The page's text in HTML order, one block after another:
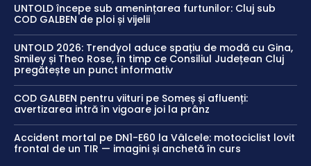
UNTOLD începe sub amenințarea furtunilor: Cluj sub
COD GALBEN de ploi și vijelii
UNTOLD 2026: Trendyol aduce spațiu de modă cu Gina,
Smiley și Theo Rose, în timp ce Consiliul Județean Cluj
pregătește un punct informativ
COD GALBEN pentru viituri pe Someș și afluenți:
avertizarea intră în vigoare joi la prânz
Accident mortal pe DN1-E60 la Vâlcele: motociclist lovit
frontal de un TIR — imagini și anchetă în curs